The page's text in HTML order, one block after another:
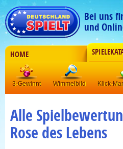
Bei uns
und
HOME
3-Gewinnt Wimmelbild Klick-
Alle
Rose des Lebens